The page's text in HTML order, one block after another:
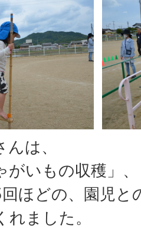
は、
がいもの収穫」
ほどの、園児と
ました。